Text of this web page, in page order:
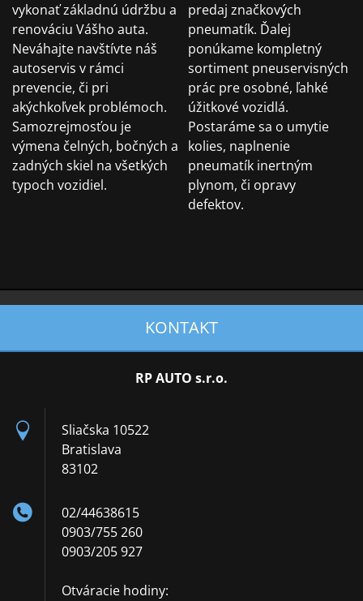
vykonať základnú údržbu a
renováciu Vášho auta.
Neváhajte navštívte náš
autoservis v rámci
prevencie, či pri
akýchkoľvek problémoch.
Samozrejmosťou je
výmena čelných, bočných a
zadných skiel na všetkých
typoch vozidiel.
predaj značkových
pneumatík. Ďalej
ponúkame kompletný
sortiment pneuservisných
prác pre osobné, ľahké
úžitkové vozidlá.
Postaráme sa o umytie
kolies, naplnenie
pneumatík inertným
plynom, či opravy
defektov.
KONTAKT
RP AUTO s.r.o.
Sliačska 10522
Bratislava
83102
02/44638615
0903/755 260
0903/205 927
Otváracie hodiny: